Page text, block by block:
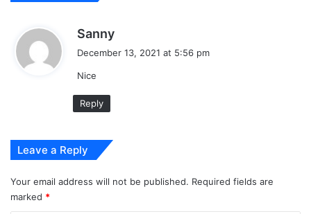
Sanny
December 13, 2021 at 5:56 pm
Nice
Reply
Leave a Reply
Your email address will not be published. Required fields are
marked *